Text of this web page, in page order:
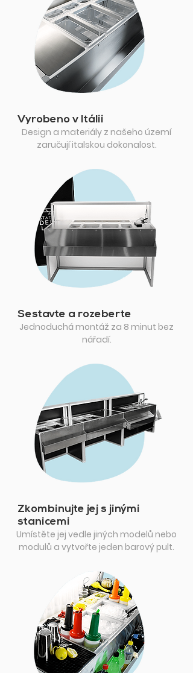
Vyrobeno v Itálii
Design a materiály z našeho území
zaručují italskou dokonalost.
Sestavte a rozeberte
Jednoduchá montáž za 8 minut bez
nářadí.
Zkombinujte jej s jinými
stanicemi
Umístěte jej vedle jiných modelů nebo
modulů a vytvořte jeden barový pult.